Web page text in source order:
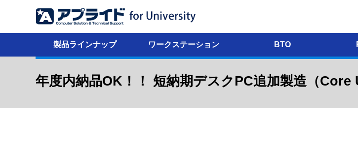
製品ラインナップ ワークステーション BTO
年度内納品OK！！ 短納期デスクPC追加製造（Core